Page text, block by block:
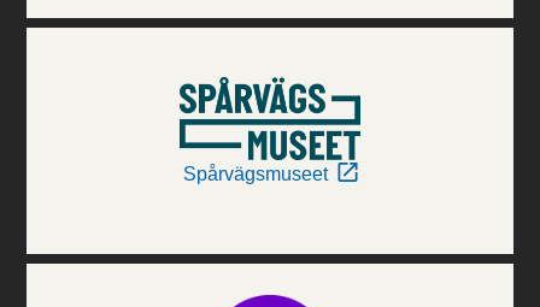
Spårvägsmuseet